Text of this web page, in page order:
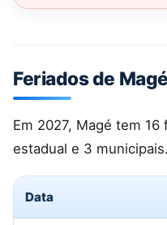
Feriados de
Em 2027, Magé tem 16
estadual e 3 municipais.
Data